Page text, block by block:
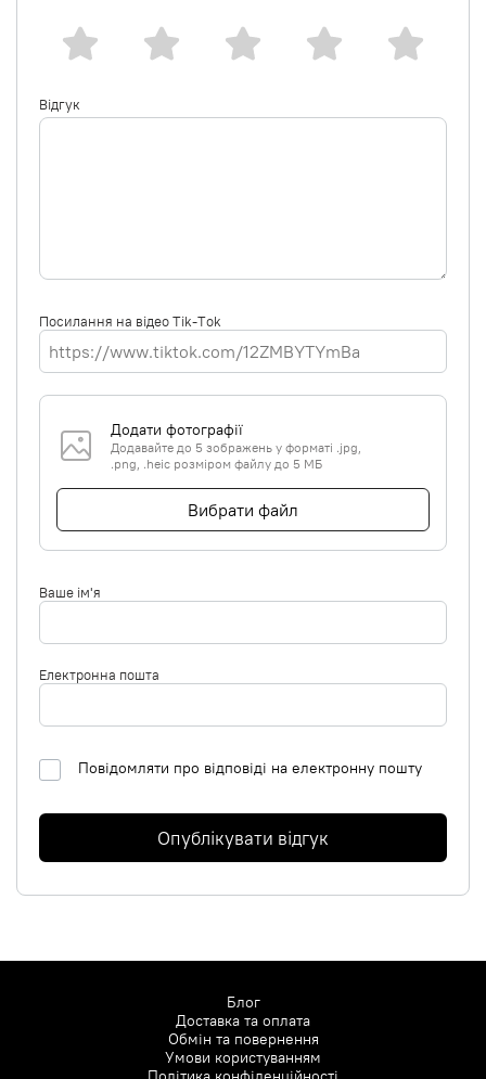
Відгук
Посилання на відео Tik-Tok
Додати фотографії
Додавайте до 5 зображень у форматі .jpg,
.png, .heic розміром файлу до 5 МБ
Вибрати файл
Ваше ім'я
Електронна пошта
Повідомляти про відповіді на електронну пошту
Опублікувати відгук
Блог
Доставка та оплата
Обмін та повернення
Умови користуванням